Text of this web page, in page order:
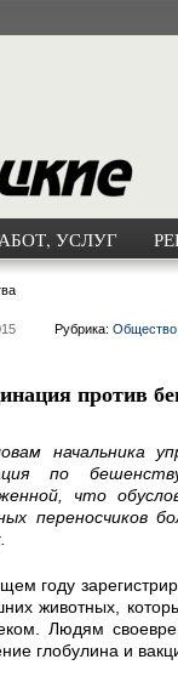
УСЛУГ
Рубрика: Общество
против
начальника
по
что
переносчиков
году
животных,
Людям
глобулина и